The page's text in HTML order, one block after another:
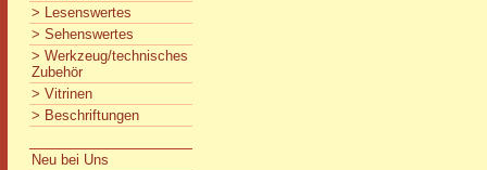
> Lesenswertes
> Sehenswertes
> Werkzeug/technisches
Zubehör
> Vitrinen
> Beschriftungen
Neu bei Uns